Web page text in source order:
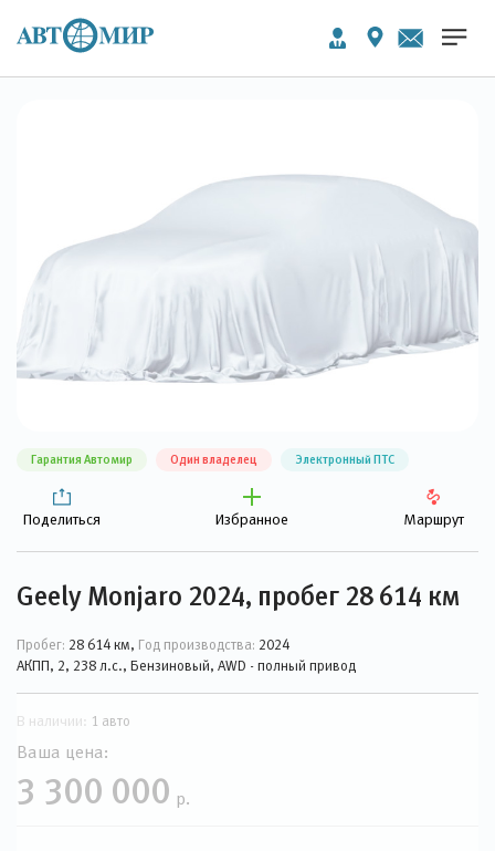
Гарантия Автомир Один владелец Электронный ПТС
Поделиться Избранное Маршрут
Geely Monjaro 2024, пробег 28 614 км
Пробег: 28 614 км, Год производства: 2024
АКПП, 2, 238 л.с., Бензиновый, AWD - полный привод
В наличии: 1 авто
Ваша цена:
3 300 000 р.